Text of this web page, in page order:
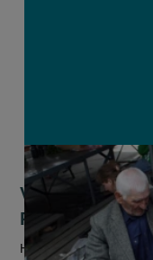
Rusland en
Hoewel de Russische